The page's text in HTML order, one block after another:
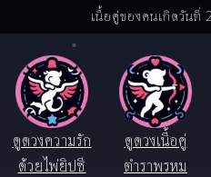
เนื้อคู่ของคนเกิดวันที่
ดูดวงความรัก
ด้วยไพ่ยิปซี
ดูดวงเนื้อคู่
ตำราพรหม